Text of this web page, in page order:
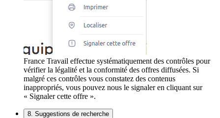
France Travail effectue systématiquement des contrôles pour
vérifier la légalité et la conformité des offres diffusées. Si
malgré ces contrôles vous constatez des contenus
inappropriés, vous pouvez nous le signaler en cliquant sur
« Signaler cette offre ».
8. Suggestions de recherche